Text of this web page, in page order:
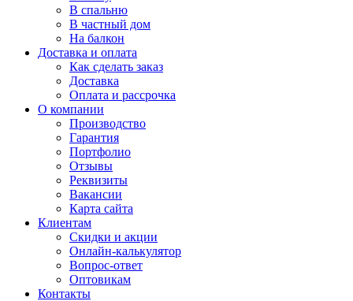
В спальню
В частный дом
На балкон
Доставка и оплата
Как сделать заказ
Доставка
Оплата и рассрочка
О компании
Производство
Гарантия
Портфолио
Отзывы
Реквизиты
Вакансии
Карта сайта
Клиентам
Скидки и акции
Онлайн-калькулятор
Вопрос-ответ
Оптовикам
Контакты